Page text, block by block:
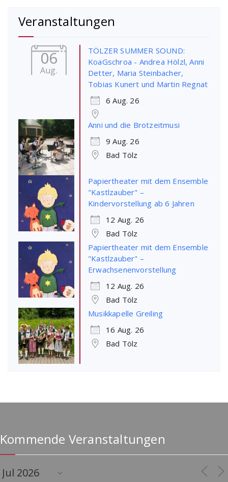
Veranstaltungen
06
Aug.
TÖLZER SUMMER SOUND:
KoaGschroa - Andrea Hölzl, Anni
Detter, Maria Steinbacher,
Tobias Kunert und Martin Regnat
6 Aug. 26
Anni und die Brotzeitmusi
9 Aug. 26
Bad Tölz
Papiertheater mit dem Ensemble
"Kastlzauber" –
Kindervorstellung ab 6 Jahren
12 Aug. 26
Bad Tölz
Papiertheater mit dem Ensemble
"Kastlzauber" –
Erwachsenenvorstellung
12 Aug. 26
Bad Tölz
Musikkapelle Greiling
16 Aug. 26
Bad Tölz
Kommende Veranstaltungen